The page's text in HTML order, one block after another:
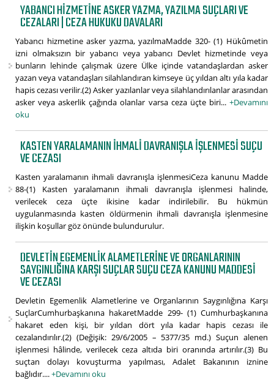
YABANCI HIZMETINE ASKER YAZMA, YAZILMA SUÇLARI VE
CEZALARI | CEZA HUKUKU DAVALARI
Yabancı hizmetine asker yazma, yazılmaMadde 320- (1) Hükûmetin
izni olmaksızın bir yabancı veya yabancı Devlet hizmetinde veya
bunların lehinde çalışmak üzere Ülke içinde vatandaşlardan asker
yazan veya vatandaşları silahlandıran kimseye üç yıldan altı yıla kadar
hapis cezası verilir.(2) Asker yazılanlar veya silahlandırılanlar arasından
asker veya askerlik çağında olanlar varsa ceza üçte biri... +Devamını
oku
KASTEN YARALAMANIN IHMALI DAVRANIŞLA IŞLENMESI SUÇU
VE CEZASI
Kasten yaralamanın ihmali davranışla işlenmesiCeza kanunu Madde
88-(1) Kasten yaralamanın ihmali davranışla işlenmesi halinde,
verilecek ceza üçte ikisine kadar indirilebilir. Bu hükmün
uygulanmasında kasten öldürmenin ihmali davranışla işlenmesine
ilişkin koşullar göz önünde bulundurulur.
DEVLETIN EGEMENLIK ALAMETLERINE VE ORGANLARININ
SAYGINLIĞINA KARŞI SUÇLAR SUÇU CEZA KANUNU MADDESI
VE CEZASI
Devletin Egemenlik Alametlerine ve Organlarının Saygınlığına Karşı
SuçlarCumhurbaşkanına hakaretMadde 299- (1) Cumhurbaşkanına
hakaret eden kişi, bir yıldan dört yıla kadar hapis cezası ile
cezalandırılır.(2) (Değişik: 29/6/2005 – 5377/35 md.) Suçun alenen
işlenmesi hâlinde, verilecek ceza altıda biri oranında artırılır.(3) Bu
suçtan dolayı kovuşturma yapılması, Adalet Bakanının iznine
bağlıdır....+Devamını oku